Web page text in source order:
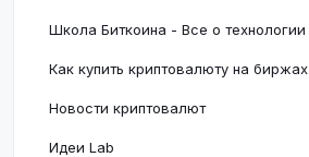
Школа Биткоина - Все о технологии
Как купить криптовалюту на биржах
Новости криптовалют
Идеи Lab